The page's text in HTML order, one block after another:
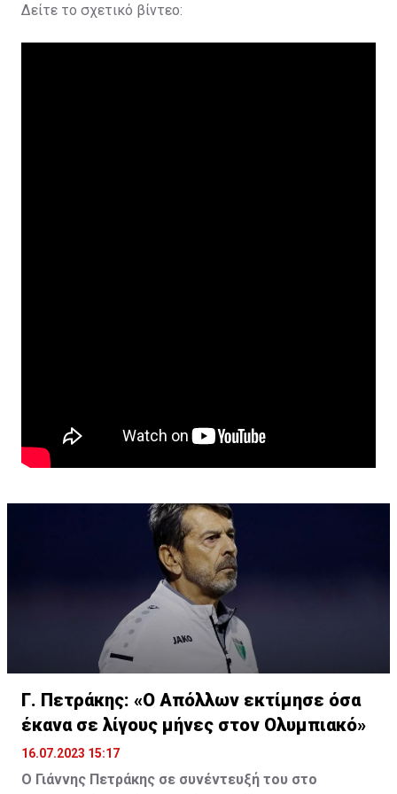
Δείτε το σχετικό βίντεο:
Γ. Πετράκης: «Ο Απόλλων εκτίμησε όσα
έκανα σε λίγους μήνες στον Ολυμπιακό»
16.07.2023 15:17
Ο Γιάννης Πετράκης σε συνέντευξή του στο